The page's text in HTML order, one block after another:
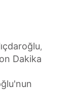
,
Dakika